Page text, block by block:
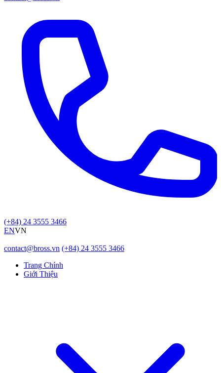
(+84) 24 3555 3466
ENVN
contact@bross.vn (+84) 24 3555 3466
Trang Chính
Giới Thiệu